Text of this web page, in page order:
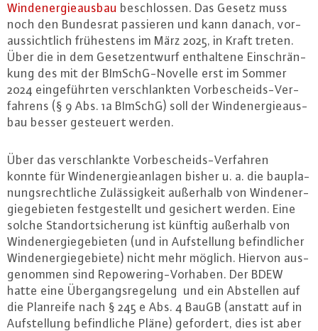
Wind­ener­gie­aus­bau be­schlos­sen. Das Gesetz muss
noch den Bundesrat passieren und kann danach, vor­
aus­sicht­lich frü­hes­tens im März 2025, in Kraft treten.
Über die in dem Ge­setz­ent­wurf ent­hal­te­ne Ein­schrän­
kung des mit der BIm­SchG-No­vel­le erst im Sommer
2024 ein­ge­führ­ten ver­schlank­ten Vor­be­scheids-Ver­
fah­rens (§ 9 Abs. 1a BImSchG) soll der Wind­ener­gie­aus­
bau besser gesteuert werden.
Über das ver­schlank­te Vor­be­scheids-Ver­fah­ren
konnte für Wind­ener­gie­an­la­gen bisher u. a. die bau­pla­
nungs­recht­li­che Zu­läs­sig­keit außerhalb von Wind­ener­
gie­ge­bie­ten fest­ge­stellt und gesichert werden. Eine
solche Stand­ort­si­che­rung ist künftig außerhalb von
Wind­ener­gie­ge­bie­ten (und in Auf­stel­lung be­find­li­cher
Wind­ener­gie­ge­bie­te) nicht mehr möglich. Hiervon aus­
ge­nom­men sind Re­power­ing-Vor­ha­ben. Der BDEW
hatte eine Über­gangs­re­ge­lung und ein Abstellen auf
die Planreife nach § 245 e Abs. 4 BauGB (anstatt auf in
Auf­stel­lung be­find­li­che Pläne) gefordert, dies ist aber